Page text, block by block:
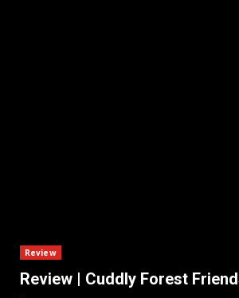
Review
Review | Cuddly Forest